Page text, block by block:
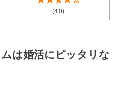
(4.0)
は婚活にピッタリな